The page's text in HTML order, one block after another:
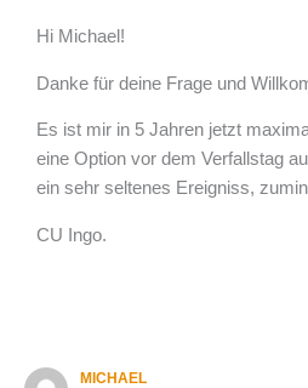
Hi Michael!
Danke für deine Frage und
Es ist mir in 5 Jahren jetzt
eine Option vor dem Verfallstag
ein sehr seltenes Ereigniss,
CU Ingo.
MICHAEL